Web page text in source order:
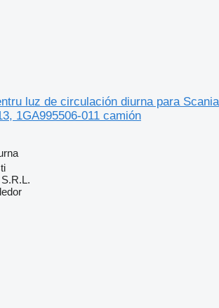
luz de circulación diurna para Scania
1GA995506-011 camión